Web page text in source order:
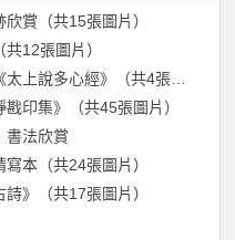
賞（共15張圖片）
12張圖片）
明代楊承鯤書法墨跡字帖《太上說多心經》（共4張圖片）
印集》（共45張圖片）
書法欣賞
本（共24張圖片）
》（共17張圖片）